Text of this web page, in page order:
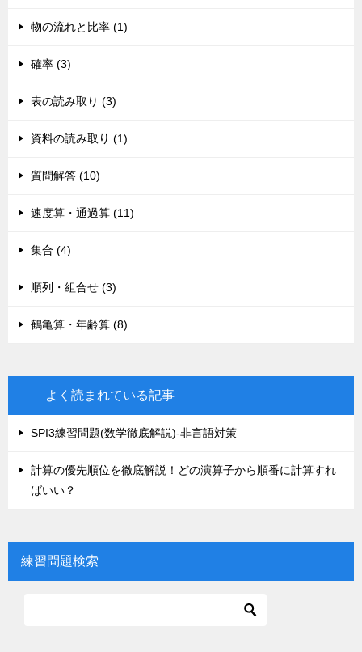
物の流れと比率 (1)
確率 (3)
表の読み取り (3)
資料の読み取り (1)
質問解答 (10)
速度算・通過算 (11)
集合 (4)
順列・組合せ (3)
鶴亀算・年齢算 (8)
よく読まれている記事
SPI3練習問題(数学徹底解説)-非言語対策
計算の優先順位を徹底解説！どの演算子から順番に計算すれ
ばいい？
練習問題検索